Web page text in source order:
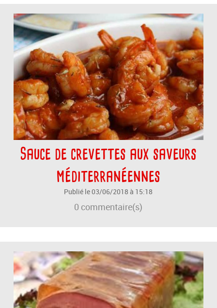
Sauce de crevettes aux saveurs
méditerranéennes
Publié le 03/06/2018 à 15:18
0 commentaire(s)